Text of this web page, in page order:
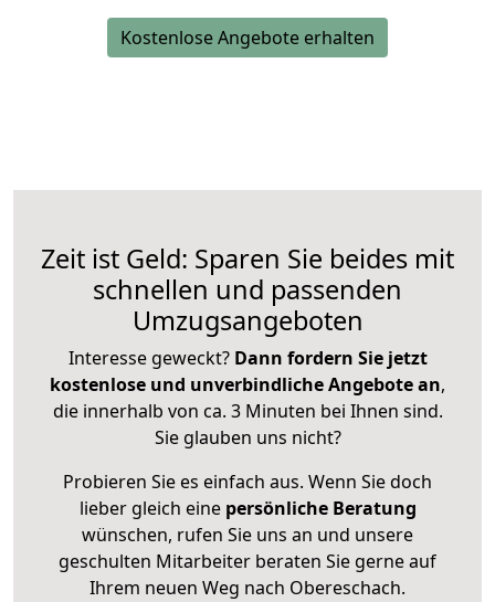
Kostenlose Angebote erhalten
Zeit ist Geld: Sparen Sie beides mit
schnellen und passenden
Umzugsangeboten
Interesse geweckt? Dann fordern Sie jetzt
kostenlose und unverbindliche Angebote an,
die innerhalb von ca. 3 Minuten bei Ihnen sind.
Sie glauben uns nicht?
Probieren Sie es einfach aus. Wenn Sie doch
lieber gleich eine persönliche Beratung
wünschen, rufen Sie uns an und unsere
geschulten Mitarbeiter beraten Sie gerne auf
Ihrem neuen Weg nach Obereschach.